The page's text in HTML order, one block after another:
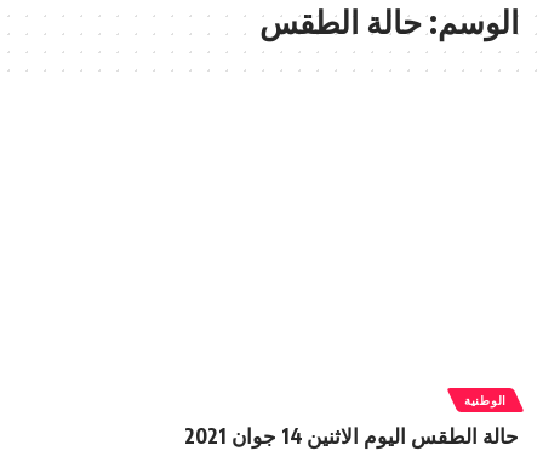
الوسم:حالة الطقس
الوطنية
حالة الطقس اليوم الاثنين 14 جوان 2021